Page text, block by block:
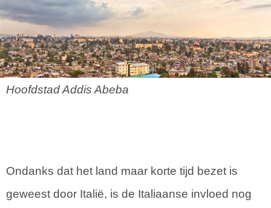
Hoofdstad Addis Abeba
Ondanks dat het land maar korte tijd bezet is
geweest door Italië, is de Italiaanse invloed nog